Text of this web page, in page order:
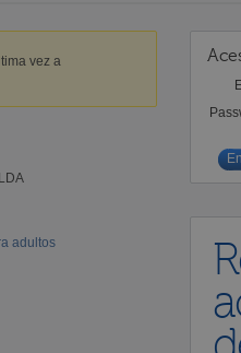
vez a
adultos